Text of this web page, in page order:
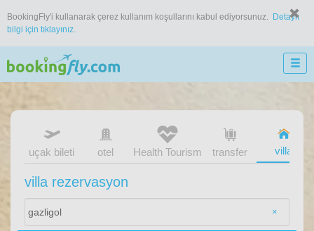
BookingFly'i kullanarak çerez kullanım koşullarını kabul ediyorsunuz.
Detaylı
bilgi için tıklayınız.
uçak bileti otel transfer villa
Health Tourism
villa rezervasyon
×